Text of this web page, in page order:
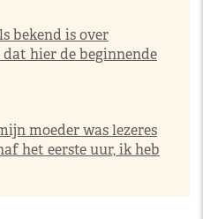
bekend is over
dat hier de beginnende
moeder was lezeres
het eerste uur, ik heb